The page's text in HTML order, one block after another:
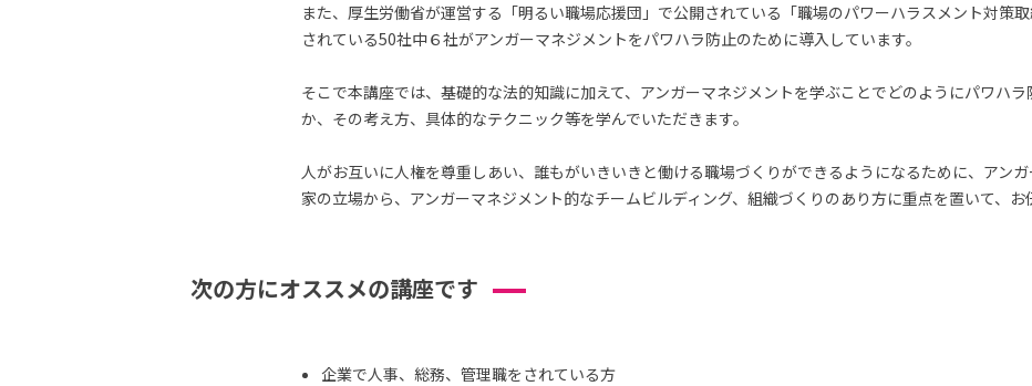
また、厚生労働省が運営する「明るい職場応援団」で公開されている「職場のパワーハラスメント対策
されている50社中６社がアンガーマネジメントをパワハラ防止のために導入しています。
そこで本講座では、基礎的な法的知識に加えて、アンガーマネジメントを学ぶことでどのようにパワハ
か、その考え方、具体的なテクニック等を学んでいただきます。
人がお互いに人権を尊重しあい、誰もがいきいきと働ける職場づくりができるようになるために、アン
家の立場から、アンガーマネジメント的なチームビルディング、組織づくりのあり方に重点を置いて、お
次の方にオススメの講座です
企業で人事、総務、管理職をされている方